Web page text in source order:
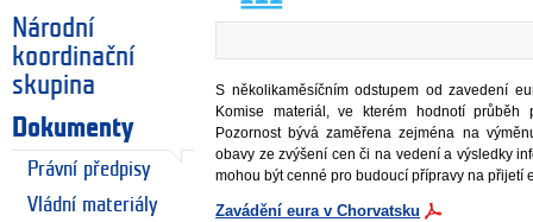
Národní
koordinační
skupina
Dokumenty
Právní předpisy
Vládní materiály
S několikaměsíčním odstupem od zavedení
Komise materiál, ve kterém hodnotí
Pozornost bývá zaměřena zejména na
obavy ze zvýšení cen či na vedení a výsledky
mohou být cenné pro budoucí přípravy na přijetí
Zavádění eura v Chorvatsku